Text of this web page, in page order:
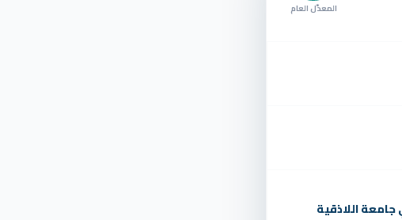
المعدّل العام
جامعة اللاذقية